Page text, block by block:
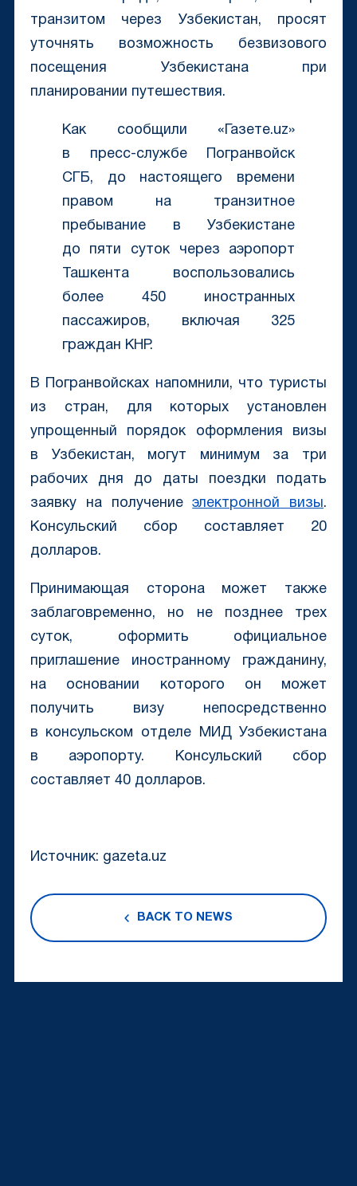
транзитом через Узбекистан, просят
уточнять возможность безвизового
посещения Узбекистана при
планировании путешествия.
Как сообщили «Газете.uz»
в пресс-службе Погранвойск
СГБ, до настоящего времени
правом на транзитное
пребывание в Узбекистане
до пяти суток через аэропорт
Ташкента воспользовались
более 450 иностранных
пассажиров, включая 325
граждан КНР.
В Погранвойсках напомнили, что туристы
из стран, для которых установлен
упрощенный порядок оформления визы
в Узбекистан, могут минимум за три
рабочих дня до даты поездки подать
заявку на получениеэлектронной визы.
Консульский сбор составляет 20
долларов.
Принимающая сторона может также
заблаговременно, но не позднее трех
суток, оформить официальное
приглашение иностранному гражданину,
на основании которого он может
получить визу непосредственно
в консульском отделе МИД Узбекистана
в аэропорту. Консульский сбор
составляет 40 долларов.
Источник: gazeta.uz
BACK TO NEWS